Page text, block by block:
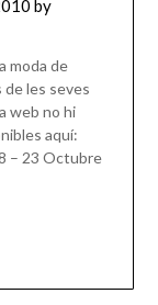
by
moda de
les seves
web no hi
aquí:
– 23 Octubre